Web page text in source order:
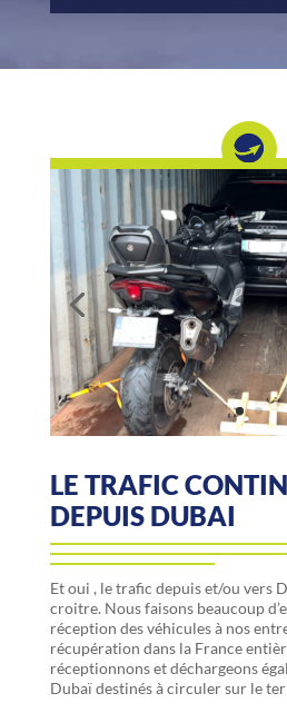
LE TRAFIC
DEPUIS DUBAI
Et oui , le trafic depuis et/ou vers
croitre. Nous faisons beaucoup
réception des véhicules à nos
récupération dans la France
réceptionnons et déchargeons
Dubaï destinés à circuler sur le